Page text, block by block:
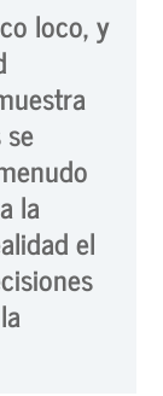
loco, y
la
el